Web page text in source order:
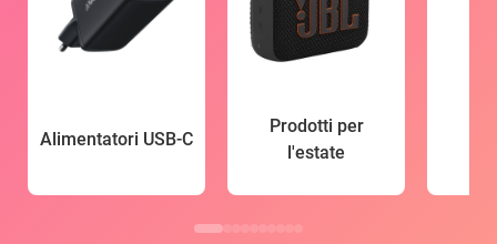
Alimentatori USB-C
Prodotti per
l'estate